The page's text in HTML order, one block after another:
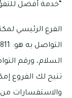
“خدمة أفضل
الفرع الرئيسي
تتيح لك الفروع
والاستفسارات من